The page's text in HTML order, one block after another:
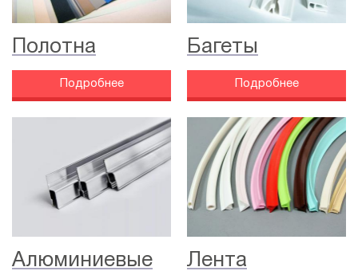
Полотна
Подробнее
Багеты
Подробнее
Алюминиевые
Лента